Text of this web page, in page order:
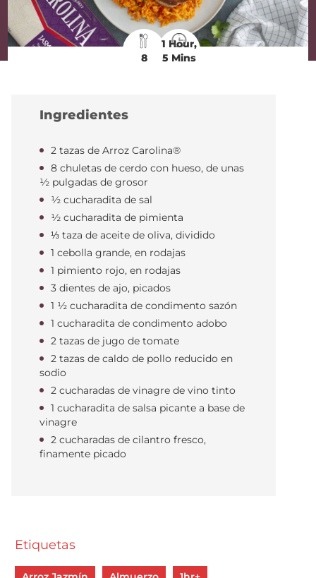
8
1 Hour,
5 Mins
Ingredientes
2 tazas de Arroz Carolina®
8 chuletas de cerdo con hueso, de unas
½ pulgadas de grosor
½ cucharadita de sal
½ cucharadita de pimienta
⅓ taza de aceite de oliva, dividido
1 cebolla grande, en rodajas
1 pimiento rojo, en rodajas
3 dientes de ajo, picados
1 ½ cucharadita de condimento sazón
1 cucharadita de condimento adobo
2 tazas de jugo de tomate
2 tazas de caldo de pollo reducido en
sodio
2 cucharadas de vinagre de vino tinto
1 cucharadita de salsa picante a base de
vinagre
2 cucharadas de cilantro fresco,
finamente picado
Etiquetas